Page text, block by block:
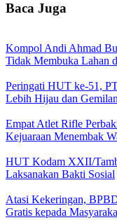
Baca Juga
Kompol Andi Ahmad
Tidak Membuka Lahan
Peringati HUT ke-51,
Lebih Hijau dan
Empat Atlet Rifle
Kejuaraan Menembak
HUT Kodam XXII/
Laksanakan Bakti Sosial
Atasi Kekeringan,
Gratis kepada